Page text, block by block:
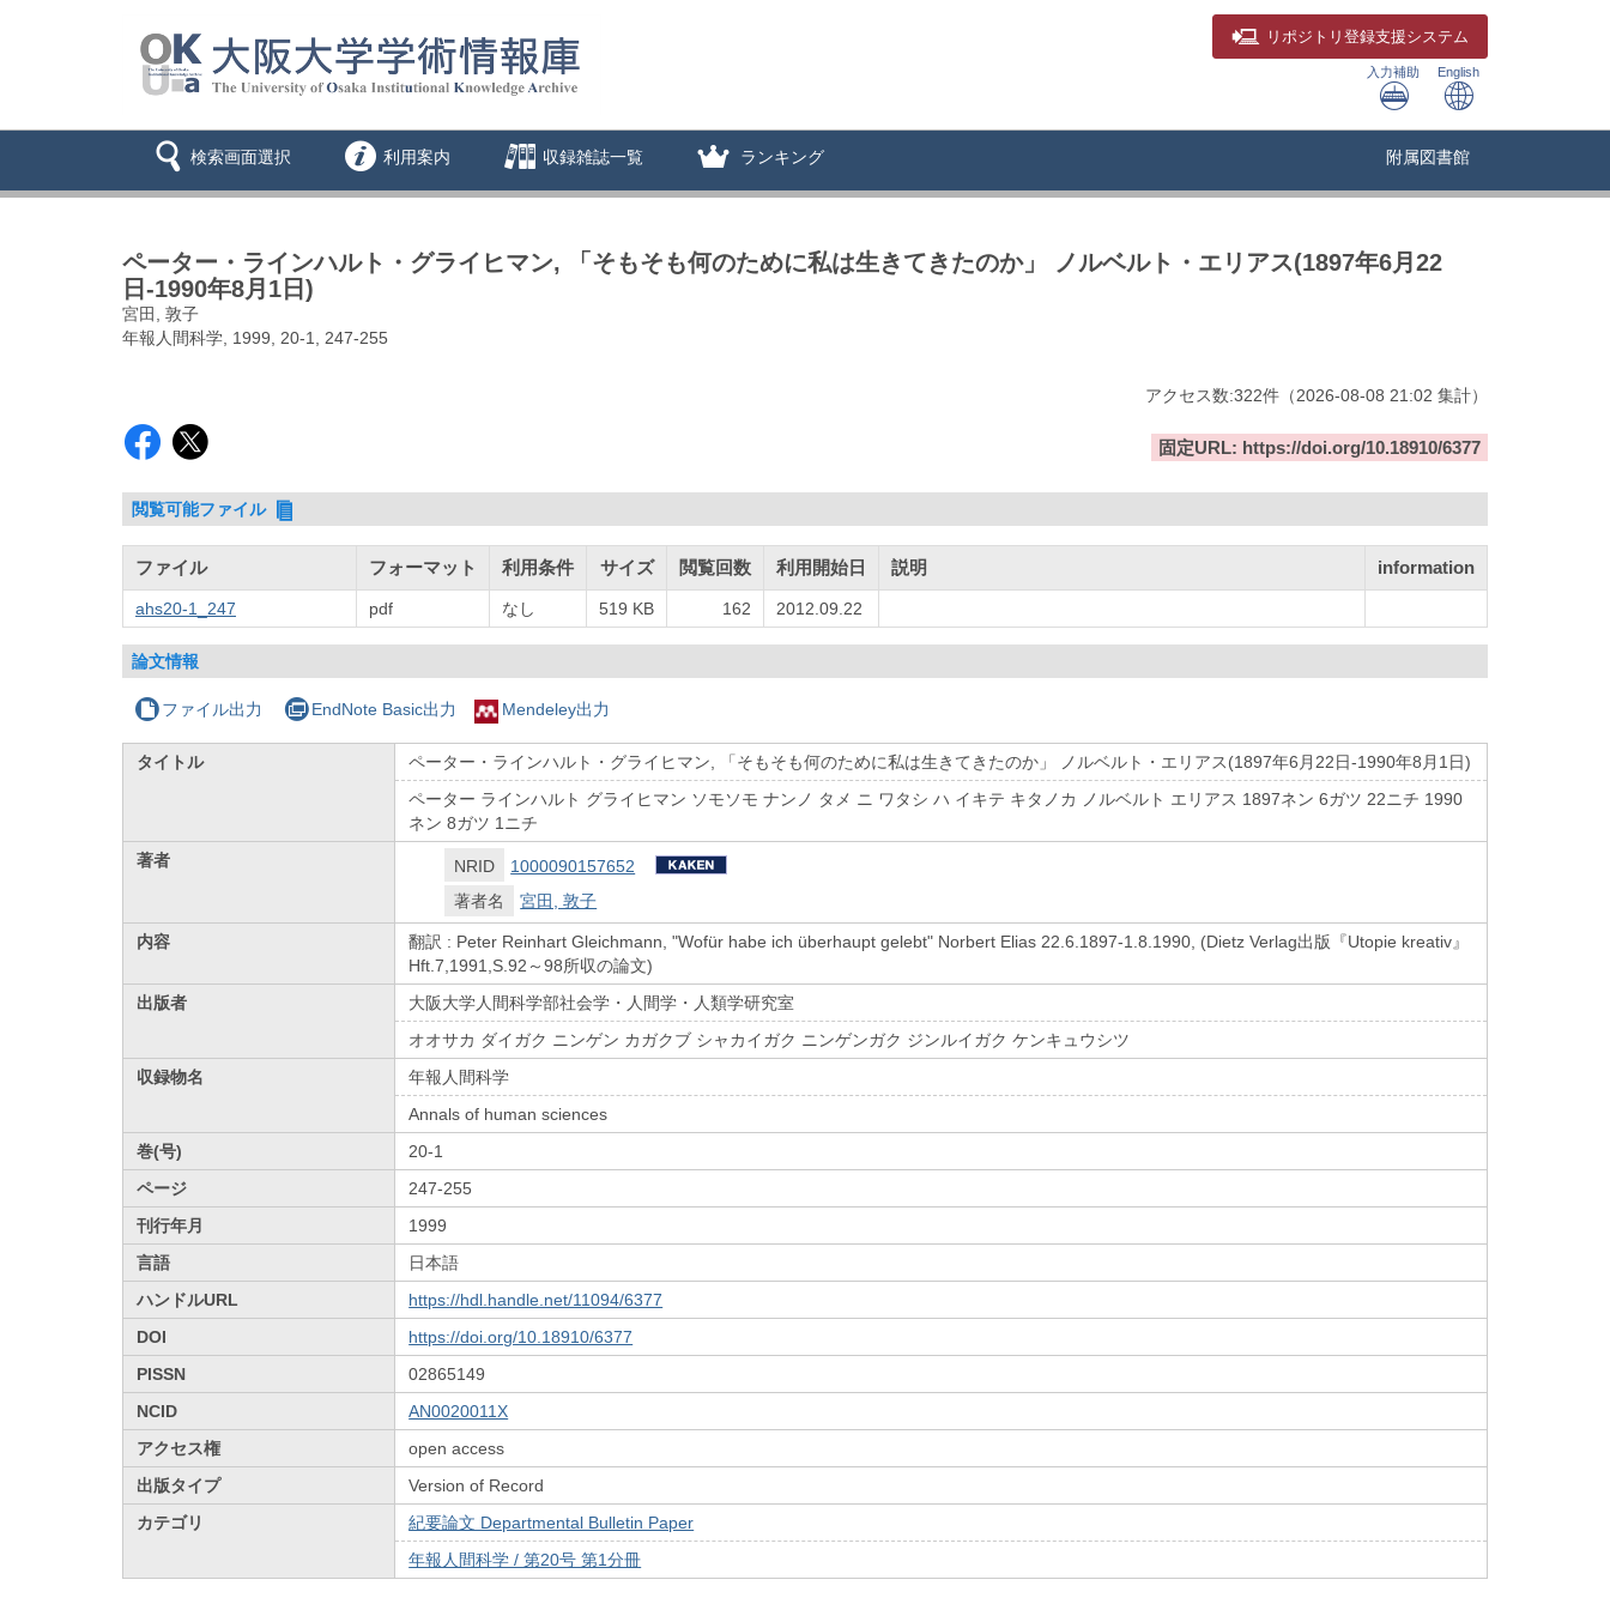
リポジトリ 登録支援システム
入力補助 English
検索画面選択 利用案内 収録雑誌一覧 ランキング 附属図書館
ペーター・ラインハルト・グライヒマン, 「そもそも何のために私は生きてきたのか」 ノルベルト・エリアス(1897年6月22
日-1990年8月1日)
宮田, 敦子
年報人間科学, 1999, 20-1, 247-255
アクセス数:322件 （2026-08-08 21:02 集計）
固定URL: https://doi.org/10.18910/6377
閲覧可能ファイル
ファイル フォーマット 利用条件 サイズ 閲覧回数 利用開始日 説明 information
ahs20-1_247 pdf なし 519 KB 162 2012.09.22
論文情報
ファイル出力 EndNote Basic出力 Mendeley出力
タイトル
ペーター・ラインハルト・グライヒマン, 「そもそも何のために私は生きてきたのか」 ノルベルト・エリアス(1897年6月22日-1990年8月1日)
ペーター ラインハルト グライヒマン ソモソモ ナンノ タメ ニ ワタシ ハ イキテ キタノカ ノルベルト エリアス 1897ネン 6ガツ 22ニチ 1990
ネン 8ガツ 1ニチ
著者
NRID
1000090157652
著者名
宮田, 敦子
内容
翻訳 : Peter Reinhart Gleichmann, "Wofür habe ich überhaupt gelebt" Norbert Elias 22.6.1897-1.8.1990, (Dietz Verlag出版『Utopie kreativ』
Hft.7,1991,S.92～98所収の論文)
出版者
大阪大学人間科学部社会学・人間学・人類学研究室
オオサカ ダイガク ニンゲン カガクブ シャカイガク ニンゲンガク ジンルイガク ケンキュウシツ
収録物名
年報人間科学
Annals of human sciences
巻(号)
20-1
ページ
247-255
刊行年月
1999
言語
日本語
ハンドルURL
https://hdl.handle.net/11094/6377
DOI
https://doi.org/10.18910/6377
PISSN
02865149
NCID
AN0020011X
アクセス権
open access
出版タイプ
Version of Record
カテゴリ
紀要論文 Departmental Bulletin Paper
年報人間科学 / 第20号 第1分冊